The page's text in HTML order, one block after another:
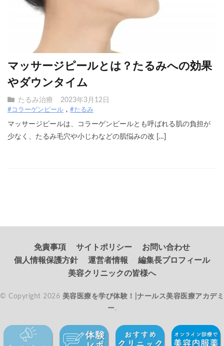
マッサージピールとは？たるみへの効果
やダウンタイム
たるみ治療 2023年3月12日
#コラーゲンピール #たるみ
マッサージピールは、コラーゲンピールとも呼ばれる肌の負担が
少なく、たるみ毛穴や小じわなどの肌悩みの改 […]
免責事項 サイトポリシー
お問い合わせ
個人情報保護方針
運営者情報
編集長プロフィール
美容クリニックの皆様へ
© Copyright 2026 美容医療を学び体験！|ナールス美容医療アカデミ
ー.